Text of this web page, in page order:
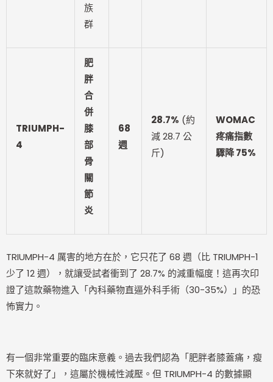
族
群
TRIUMPH-
4
肥
胖
合
併
膝
部
骨
關
節
炎
68
週
28.7% (約
減 28.7 公
斤)
WOMAC
疼痛指數
驟降 75%
TRIUMPH-4 厲害的地方在於，它只花了 68 週（比 TRIUMPH-1
少了 12 週），就讓受試者衝到了 28.7% 的減重幅度！這再次印
證了這款藥物進入「內科藥物直逼外科手術（30-35%）」的恐
怖實力。
有一個非常重要的臨床意義。過去我們認為「肥胖者膝蓋痛，瘦
下來就好了」，這屬於機械性減壓。但 TRIUMPH-4 的數據顯